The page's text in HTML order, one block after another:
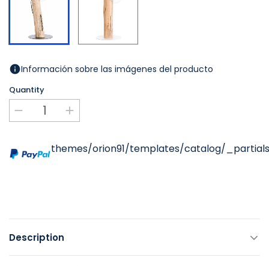
Información sobre las imágenes del producto
Quantity
themes/orion91/templates/catalog/
Description